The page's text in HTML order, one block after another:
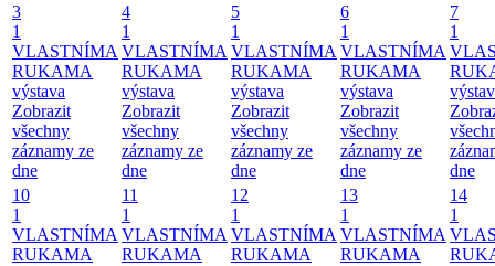
3
1
VLASTNÍMA
RUKAMA
výstava
Zobrazit
všechny
záznamy ze
dne
4
1
VLASTNÍMA
RUKAMA
výstava
Zobrazit
všechny
záznamy ze
dne
5
1
VLASTNÍMA
RUKAMA
výstava
Zobrazit
všechny
záznamy ze
dne
6
1
VLASTNÍMA
RUKAMA
výstava
Zobrazit
všechny
záznamy ze
dne
7
1
dne
10
1
VLASTNÍMA
RUKAMA
11
1
VLASTNÍMA
RUKAMA
12
1
VLASTNÍMA
RUKAMA
13
1
VLASTNÍMA
RUKAMA
14
1